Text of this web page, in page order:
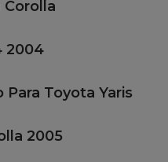
Corolla
2004
Toyota Yaris
2005